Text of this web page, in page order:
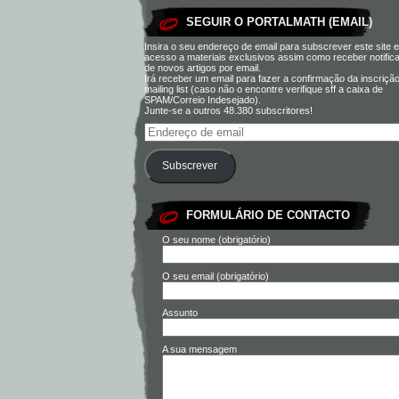
SEGUIR O PORTALMATH (EMAIL)
Insira o seu endereço de email para subscrever este site
acesso a materiais exclusivos assim como receber
de novos artigos por email.
Irá receber um email para fazer a confirmação da
mailing list (caso não o encontre verifique sff a caixa de
SPAM/Correio Indesejado).
Junte-se a outros 48.380 subscritores!
Subscrever
FORMULÁRIO DE CONTACTO
O seu nome (obrigatório)
O seu email (obrigatório)
Assunto
A sua mensagem